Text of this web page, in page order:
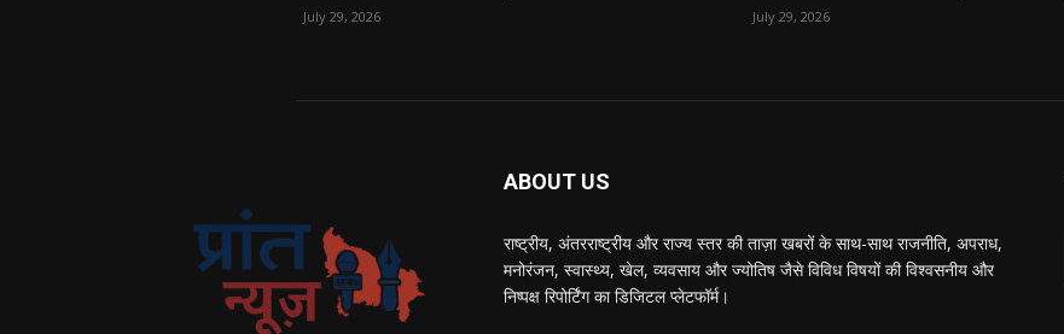
July 29, 2026 July 29, 2026
ABOUT US
राष्ट्रीय, अंतरराष्ट्रीय और राज्य स्तर की ताज़ा खबरों के साथ-साथ राजनीति, अपराध,
मनोरंजन, स्वास्थ्य, खेल, व्यवसाय और ज्योतिष जैसे विविध विषयों की विश्वसनीय और
निष्पक्ष रिपोर्टिंग का डिजिटल प्लेटफॉर्म।